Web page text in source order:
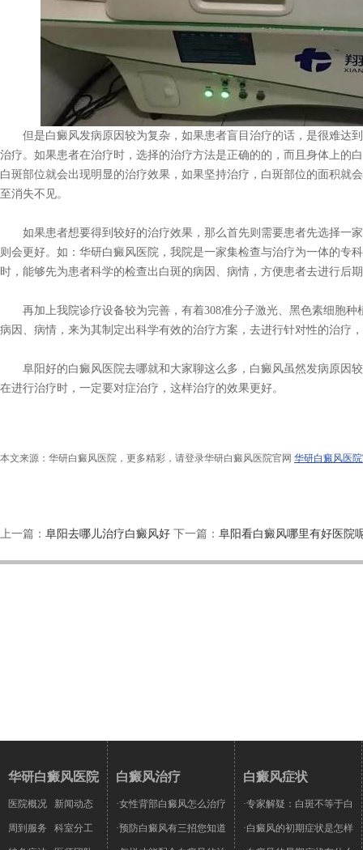
但是白癜风发病原因较为复杂，如果患者盲目治疗的话，是很难达
治疗。如果患者在治疗时，选择的治疗方法是正确的的，而且身体上的
白斑部位就会出现明显的治疗效果，如果坚持治疗，白斑部位的面积就
至消失不见。
如果患者想要得到较好的治疗效果，那么首先则需要患者先选择一
则会更好。如：华研白癜风医院，我院是一家集检查与治疗为一体的专
时，能够先为患者科学的检查出白斑的病因、病情，方便患者去进行后
再加上我院诊疗设备较为完善，有着308准分子激光、黑色素细胞种
病因、病情，来为其制定出科学有效的治疗方案，去进行针对性的治疗
阜阳好的白癜风医院去哪就和大家聊这么多，白癜风虽然发病原因
在进行治疗时，一定要对症治疗，这样治疗的效果更好。
本文来源：华研白癜风医院，更多精彩，请登录华研白癜风医院官网 华研白癜风医
上一篇： 阜阳去哪儿治疗白癜风好 下一篇： 阜阳看白癜风哪里有好医院
华研白癜风医院
医院概况 新闻动态
周到服务 科室分工
白癜风治疗
·女性背部白癜风怎么治疗
·预防白癜风有三招您知道
白癜风症状
·专家解疑：白斑不等于白
·白癜风的初期症状是怎样